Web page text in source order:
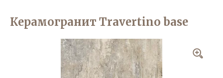
Керамогранит Travertino base